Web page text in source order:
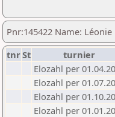
Pnr:145422 Name: Léonie
tnrSt turnier
Elozahl per
Elozahl per
Elozahl per
Elozahl per